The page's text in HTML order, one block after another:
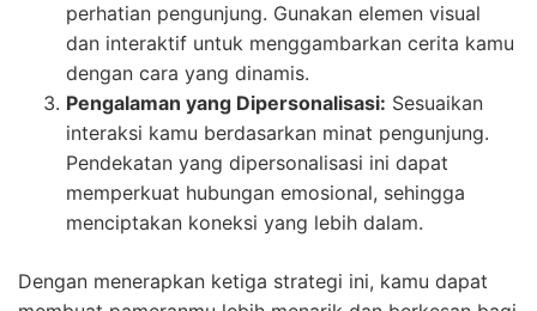
perhatian pengunjung. Gunakan elemen visual
dan interaktif untuk menggambarkan cerita kamu
dengan cara yang dinamis.
Pengalaman yang Dipersonalisasi: Sesuaikan
interaksi kamu berdasarkan minat pengunjung.
Pendekatan yang dipersonalisasi ini dapat
memperkuat hubungan emosional, sehingga
menciptakan koneksi yang lebih dalam.
Dengan menerapkan ketiga strategi ini, kamu dapat